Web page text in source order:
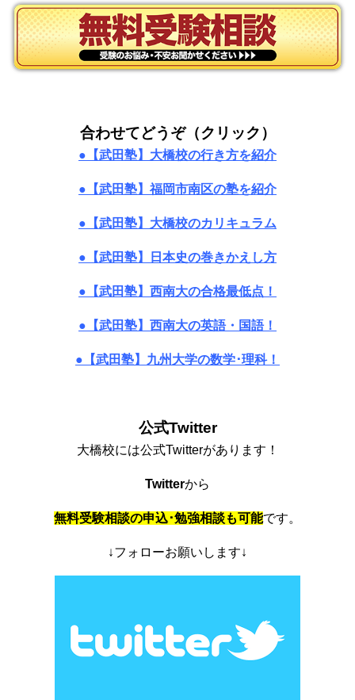
合わせてどうぞ（クリック）
●【武田塾】大橋校の行き方を紹介
●【武田塾】福岡市南区の塾を紹介
●【武田塾】大橋校のカリキュラム
●【武田塾】日本史の巻きかえし方
●【武田塾】西南大の合格最低点！
●【武田塾】西南大の英語・国語！
●【武田塾】九州大学の数学･理科！
公式Twitter
大橋校には公式Twitterがあります！
Twitterから
無料受験相談の申込･勉強相談も可能です。
↓フォローお願いします↓